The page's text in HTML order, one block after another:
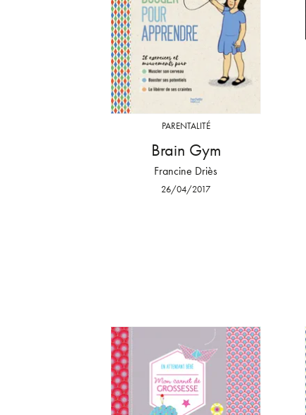
PARENTALITÉ
Brain Gym
Francine Driès
26/04/2017